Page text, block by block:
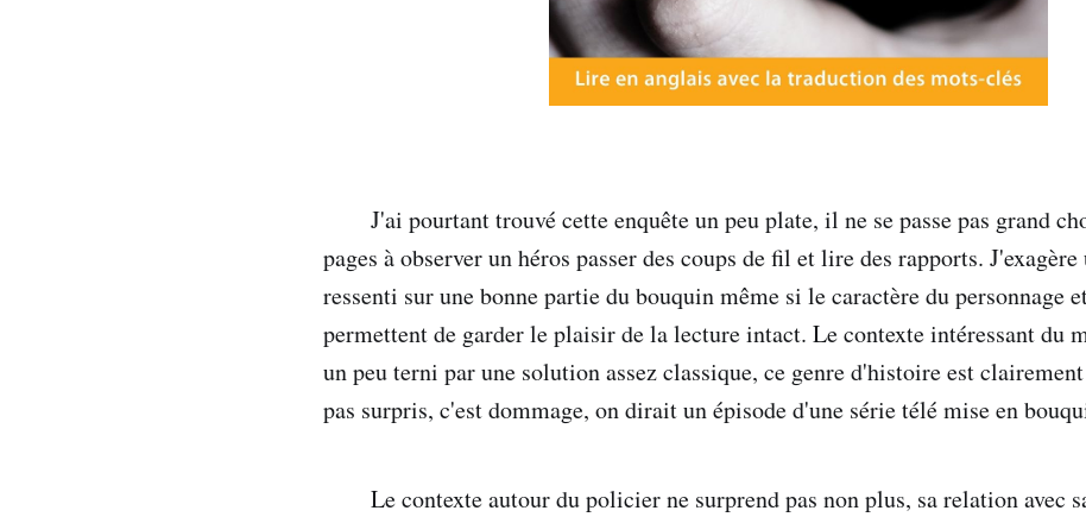
J'ai pourtant trouvé cette enquête un peu plate, il ne se passe pas grand
pages à observer un héros passer des coups de fil et lire des rapports.
ressenti sur une bonne partie du bouquin même si le caractère du personnage
permettent de garder le plaisir de la lecture intact. Le contexte intéressant du
un peu terni par une solution assez classique, ce genre d'histoire est
pas surpris, c'est dommage, on dirait un épisode d'une série télé mise en
Le contexte autour du policier ne surprend pas non plus, sa relation avec